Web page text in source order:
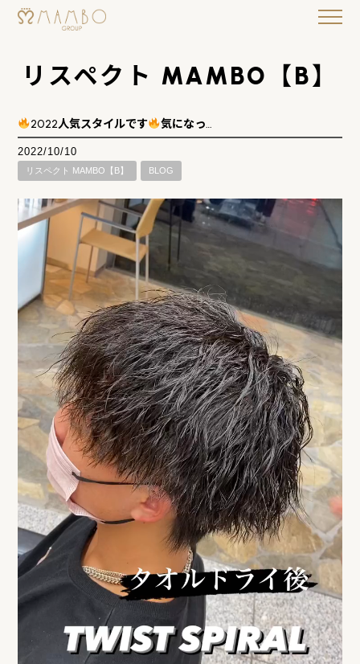
リスペクト MAMBO【B】
2022人気スタイルです 気になっ…
2022/10/10
リスペクト MAMBO【B】 BLOG